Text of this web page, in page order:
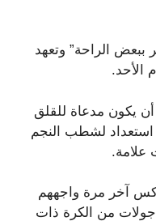
ببعض الراحة” وتعهد
الأحد.
يكون مدعاة للقلق
استعداد لشطب النجم
علامة.
آخر مرة واجههم
جولات من الكرة ذات